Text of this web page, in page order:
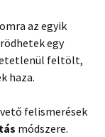
az egyik
egy
feltölt,
haza.
felismerések
módszere.